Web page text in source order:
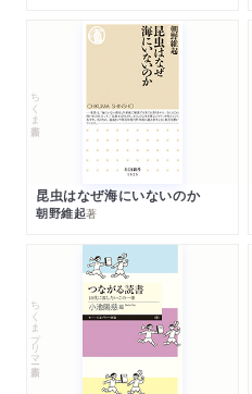
ちくま新書
昆虫はなぜ海にいないのか
朝野維起著
ちくまプリマー新書